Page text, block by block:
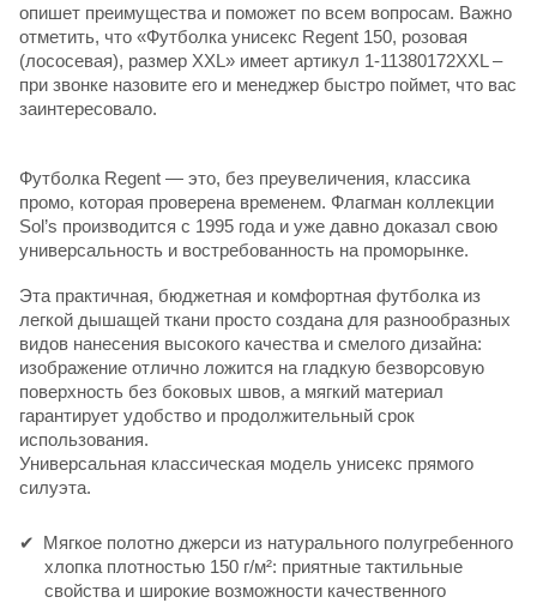
опишет преимущества и поможет по всем вопросам. Важно
отметить, что «Футболка унисекс Regent 150, розовая
(лососевая), размер XXL» имеет артикул 1-11380172XXL –
при звонке назовите его и менеджер быстро поймет, что вас
заинтересовало.
Футболка Regent — это, без преувеличения, классика
промо, которая проверена временем. Флагман коллекции
Sol’s производится с 1995 года и уже давно доказал свою
универсальность и востребованность на проморынке.
Эта практичная, бюджетная и комфортная футболка из
легкой дышащей ткани просто создана для разнообразных
видов нанесения высокого качества и смелого дизайна:
изображение отлично ложится на гладкую безворсовую
поверхность без боковых швов, а мягкий материал
гарантирует удобство и продолжительный срок
использования.
Универсальная классическая модель унисекс прямого
силуэта.
Мягкое полотно джерси из натурального полугребенного
хлопка плотностью 150 г/м²: приятные тактильные
свойства и широкие возможности качественного